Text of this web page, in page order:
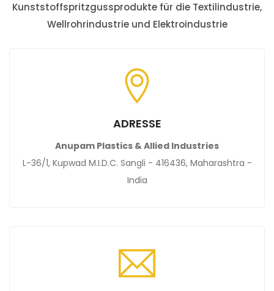
Kunststoffspritzgussprodukte für die Textilindustrie,
Wellrohrindustrie und Elektroindustrie
ADRESSE
Anupam Plastics & Allied Industries
L-36/1, Kupwad M.I.D.C. Sangli - 416436, Maharashtra -
India